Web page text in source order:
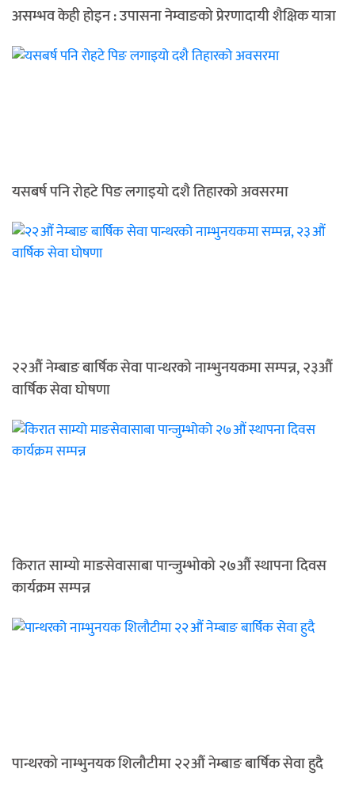
असम्भव केही होइन : उपासना नेम्वाङको प्रेरणादायी शैक्षिक यात्रा
यसबर्ष पनि रोहटे पिङ लगाइयो दशै तिहारको अवसरमा
२२औं नेम्बाङ बार्षिक सेवा पान्थरको नाम्भुनयकमा सम्पन्न, २३औं
वार्षिक सेवा घोषणा
किरात साम्यो माङसेवासाबा पान्जुम्भोको २७औं स्थापना दिवस
कार्यक्रम सम्पन्न
पान्थरको नाम्भुनयक शिलौटीमा २२औं नेम्बाङ बार्षिक सेवा हुदै